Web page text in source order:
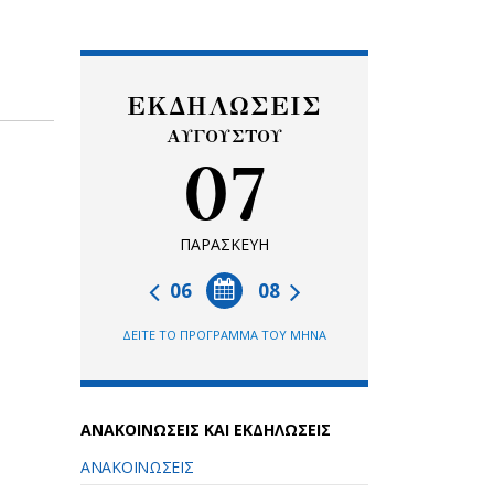
ΕΚΔΗΛΩΣΕΙΣ
ΑΥΓΟΥΣΤΟΥ
07
ΠΑΡΑΣΚΕΥΗ
08
06
ΔΕΙΤΕ ΤΟ ΠΡΟΓΡΑΜΜΑ ΤΟΥ ΜΗΝΑ
ΑΝΑΚΟΙΝΩΣΕΙΣ ΚΑΙ ΕΚΔΗΛΩΣΕΙΣ
ΑΝΑΚΟΙΝΩΣΕΙΣ